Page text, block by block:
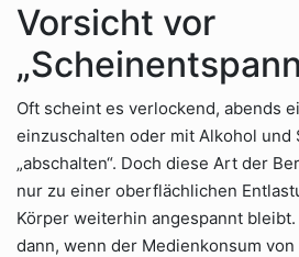
Vorsicht vor
Oft scheint es verlockend, abends
einzuschalten oder mit Alkohol und
„abschalten“. Doch diese Art der
nur zu einer oberflächlichen
Körper weiterhin angespannt
dann, wenn der Medienkonsum